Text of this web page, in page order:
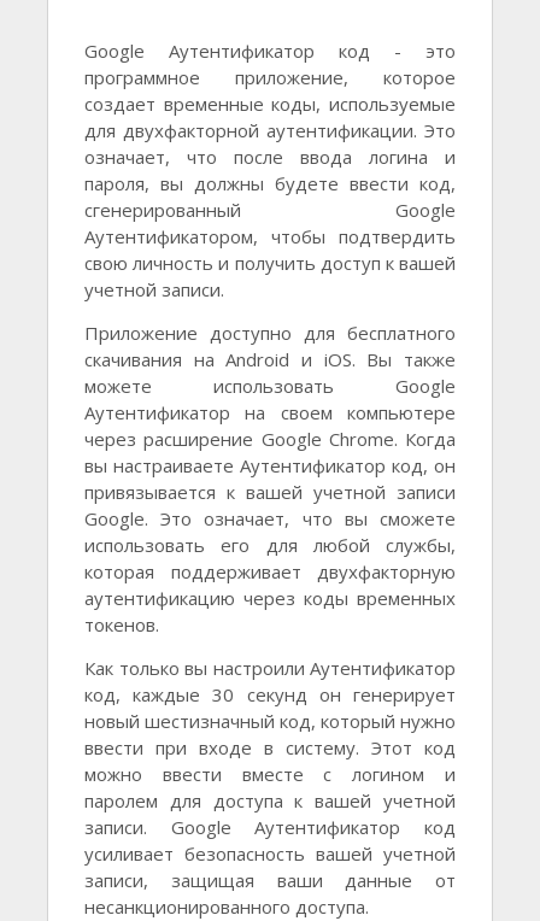
Google Аутентификатор код - это
программное приложение, которое
создает временные коды, используемые
для двухфакторной аутентификации. Это
означает, что после ввода логина и
пароля, вы должны будете ввести код,
сгенерированный Google
Аутентификатором, чтобы подтвердить
свою личность и получить доступ к вашей
учетной записи.
Приложение доступно для бесплатного
скачивания на Android и iOS. Вы также
можете использовать Google
Аутентификатор на своем компьютере
через расширение Google Chrome. Когда
вы настраиваете Аутентификатор код, он
привязывается к вашей учетной записи
Google. Это означает, что вы сможете
использовать его для любой службы,
которая поддерживает двухфакторную
аутентификацию через коды временных
токенов.
Как только вы настроили Аутентификатор
код, каждые 30 секунд он генерирует
новый шестизначный код, который нужно
ввести при входе в систему. Этот код
можно ввести вместе с логином и
паролем для доступа к вашей учетной
записи. Google Аутентификатор код
усиливает безопасность вашей учетной
записи, защищая ваши данные от
несанкционированного доступа.